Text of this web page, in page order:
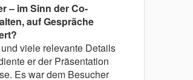
– im Sinn der Co-
auf Gespräche
viele relevante Details
er der Präsentation
Es war dem Besucher